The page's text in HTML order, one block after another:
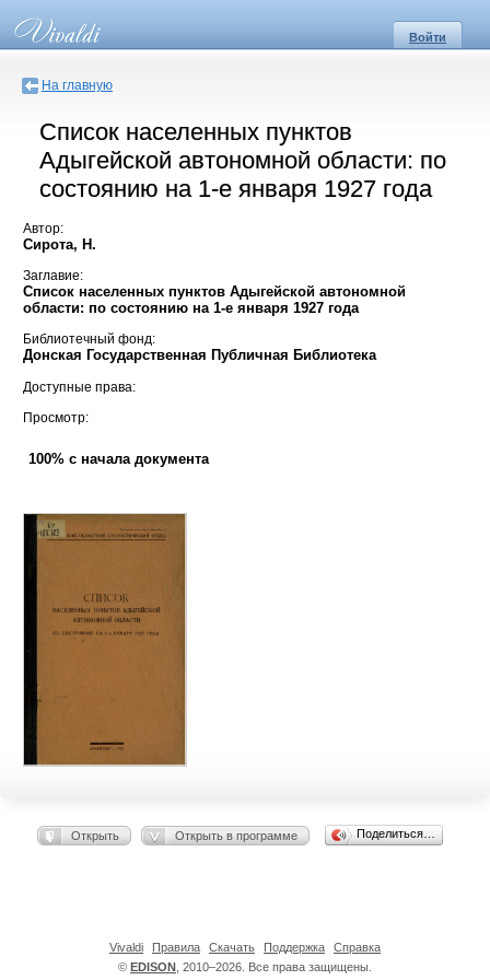
Войти
На главную
Список населенных пунктов
Адыгейской автономной области: по
состоянию на 1-е января 1927 года
Автор:
Сирота, Н.
Заглавие:
Список населенных пунктов Адыгейской автономной
области: по состоянию на 1-е января 1927 года
Библиотечный фонд:
Донская Государственная Публичная Библиотека
Доступные права:
Просмотр:
100% с начала документа
Открыть Открыть в программе Поделиться…
© EDISON , 2010–2026. Все права защищены.
Vivaldi Правила Скачать Поддержка Справка